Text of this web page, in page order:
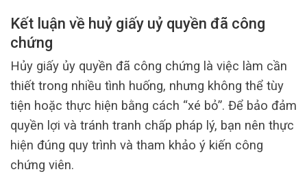
Kết luận về huỷ giấy uỷ quyền đã công
chứng
Hủy giấy ủy quyền đã công chứng là việc làm cần
thiết trong nhiều tình huống, nhưng không thể tùy
tiện hoặc thực hiện bằng cách “xé bỏ”. Để bảo đảm
quyền lợi và tránh tranh chấp pháp lý, bạn nên thực
hiện đúng quy trình và tham khảo ý kiến công
chứng viên.